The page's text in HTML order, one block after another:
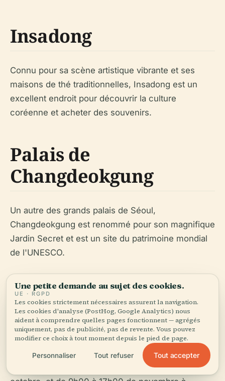
Insadong
Connu pour sa scène artistique vibrante et ses
maisons de thé traditionnelles, Insadong est un
excellent endroit pour découvrir la culture
coréenne et acheter des souvenirs.
Palais de
Changdeokgung
Un autre des grands palais de Séoul,
Changdeokgung est renommé pour son magnifique
Jardin Secret et est un site du patrimoine mondial
de l'UNESCO.
FAQ
Q: Quelles sont les heures d'ouverture du Palais de
Gyeongbokgung?
R: Le palais est ouvert de 9h00 à 18h00 de mars à
Une petite demande au sujet des cookies.
UE · RGPD
Les cookies strictement nécessaires assurent la navigation.
Les cookies d'analyse (PostHog, Google Analytics) nous
aident à comprendre quelles pages fonctionnent — agrégés
uniquement, pas de publicité, pas de revente. Vous pouvez
modifier ce choix à tout moment depuis le pied de page.
Personnaliser Tout refuser Tout accepter